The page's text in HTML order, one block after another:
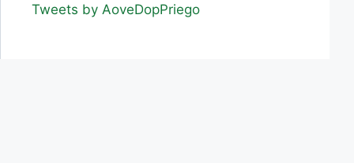
Tweets by AoveDopPriego